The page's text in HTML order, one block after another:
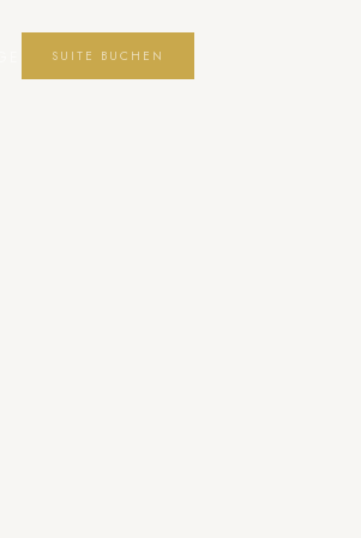
SUITE BUCHEN